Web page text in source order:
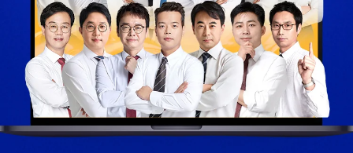
해커스에서 시작했으면
더 빨리 합격하지
않았을까 생각하고,
주변 분들에게도
감정평가사 시작은
해커스에서 하라고
추천합니다.
해커스 여지훈
평가사님의 기출강의와
GS를 통해 넉넉한 실무
점수를 받으며 합격할 수
있었습니다.